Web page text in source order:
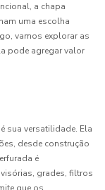
a chapa
uma escolha
vamos explorar as
pode agregar valor
sua versatilidade. Ela
desde construção
é
grades, filtros